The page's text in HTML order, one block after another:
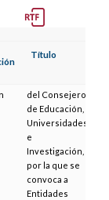
Título
del Consejero
de Educación,
Universidades
e
Investigación,
por la que se
convoca a
Entidades